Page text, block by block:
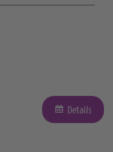
Details